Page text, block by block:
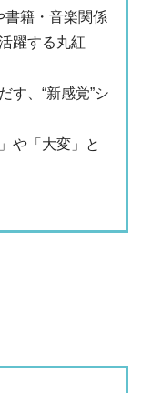
書籍・音楽関係
躍する丸紅
す、“新感覚”シ
や「大変」と